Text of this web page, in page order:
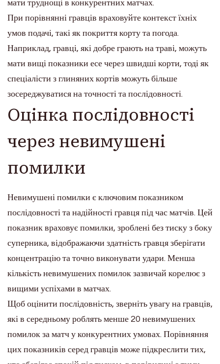
мати труднощі в конкурентних матчах.
При порівнянні гравців враховуйте контекст їхніх
умов подачі, такі як покриття корту та погода.
Наприклад, гравці, які добре грають на траві, можуть
мати вищі показники есе через швидші корти, тоді як
спеціалісти з глиняних кортів можуть більше
зосереджуватися на точності та послідовності.
Оцінка послідовності
через невимушені
помилки
Невимушені помилки є ключовим показником
послідовності та надійності гравця під час матчів. Цей
показник враховує помилки, зроблені без тиску з боку
суперника, відображаючи здатність гравця зберігати
концентрацію та точно виконувати удари. Менша
кількість невимушених помилок зазвичай корелює з
вищими успіхами в матчах.
Щоб оцінити послідовність, зверніть увагу на гравців,
які в середньому роблять менше 20 невимушених
помилок за матч у конкурентних умовах. Порівняння
цих показників серед гравців може підкреслити тих,